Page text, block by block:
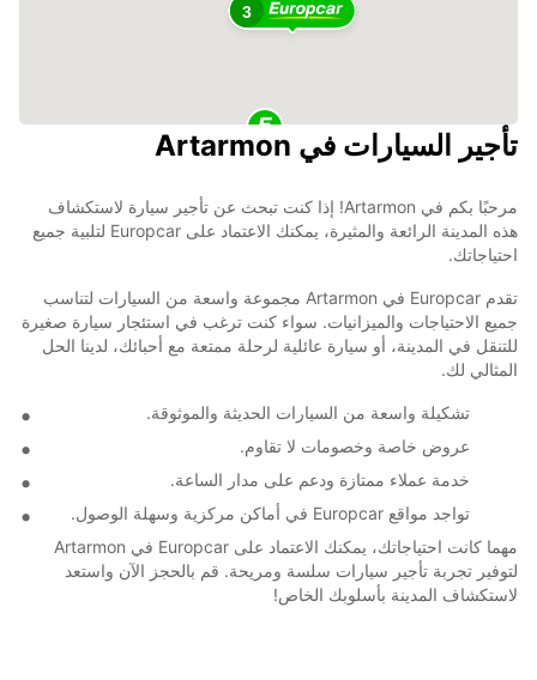
3
تأجير السيارات في Artarmon
مرحبًا بكم في Artarmon! إذا كنت تبحث عن تأجير سيارة لاستكشاف
هذه المدينة الرائعة والمثيرة، يمكنك الاعتماد على Europcar لتلبية جميع
احتياجاتك.
تقدم Europcar في Artarmon مجموعة واسعة من السيارات لتناسب
جميع الاحتياجات والميزانيات. سواء كنت ترغب في استئجار سيارة صغيرة
للتنقل في المدينة، أو سيارة عائلية لرحلة ممتعة مع أحبائك، لدينا الحل
المثالي لك.
تشكيلة واسعة من السيارات الحديثة والموثوقة.
عروض خاصة وخصومات لا تقاوم.
خدمة عملاء ممتازة ودعم على مدار الساعة.
تواجد مواقع Europcar في أماكن مركزية وسهلة الوصول.
مهما كانت احتياجاتك، يمكنك الاعتماد على Europcar في Artarmon
لتوفير تجربة تأجير سيارات سلسة ومريحة. قم بالحجز الآن واستعد
لاستكشاف المدينة بأسلوبك الخاص!